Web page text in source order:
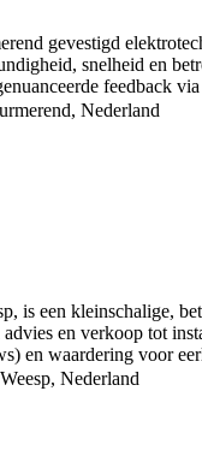
gevestigd
snelheid en
feedback
Nederland
is een kleinschalige,
en verkoop tot
en waardering voor
Nederland